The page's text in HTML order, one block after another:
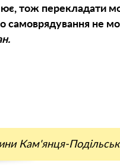
тож перекладати
самоврядування не
Кам'янця-